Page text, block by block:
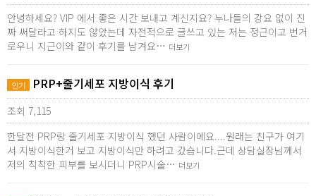
안녕하세요? VIP 에서 좋은 시간 보내고 계신지요? 누나들의 강요 없이 진
짜 써달라고 하지도 않았는데 자전적으로 글쓰고 있는 저는 정근이고 번거
로우니 지근이와 같이 후기를 남겨요… 더보기
인기 PRP+줄기세포 지방이식 후기
조회 7,115
한달전 PRP랑 줄기세포 지방이식 했던 사람이에요....원래는 친구가 여기
서 지방이식한거 보고 지방이식만 하려고 갔습니다.근데 상담실장님께서
저의 칙칙한 피부를 보시더니 PRP시술… 더보기